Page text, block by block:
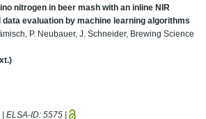
nitrogen in beer mash with an inline NIR
evaluation by machine learning algorithms
P. Neubauer, J. Schneider, Brewing Science
ELSA-ID: 5575 |